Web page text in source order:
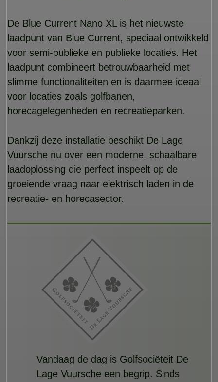
De Blue Current Nano XL is het nieuwste
laadpunt van Blue Current, speciaal ontwikkeld
voor semi-publieke en publieke locaties. Het
laadpunt combineert betrouwbaarheid met
slimme functionaliteiten en is daarmee ideaal
voor locaties zoals golfbanen,
horecagelegenheden en recreatieparken.
Dankzij deze installatie beschikt De Lage
Vuursche nu over een moderne, schaalbare
laadoplossing die perfect inspeelt op de
groeiende vraag naar elektrisch laden in de
recreatie- en horecasector.
Vandaag de dag is Golfsociëteit De
Lage Vuursche een begrip. Sinds